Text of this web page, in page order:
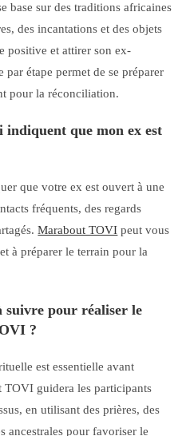
base sur des traditions africaines
des incantations et des objets
positive et attirer son ex-
par étape permet de se préparer
pour la réconciliation.
indiquent que mon ex est
que votre ex est ouvert à une
fréquents, des regards
Marabout TOVI peut vous
à préparer le terrain pour la
suivre pour réaliser le
?
est essentielle avant
TOVI guidera les participants
en utilisant des prières, des
ancestrales pour favoriser le